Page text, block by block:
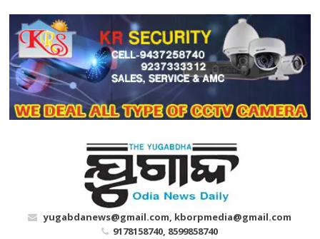
content
yugabdanews@gmail.com, kborpmedia@gmail.com
9178158740, 8599858740